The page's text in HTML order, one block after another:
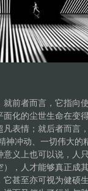
前者而言，它指向
化的尘世生命在变
表情；就后者而言
冲动、一切伟大的
义上也可以说，人
），人才能够真正
甚至亦可视为健硕